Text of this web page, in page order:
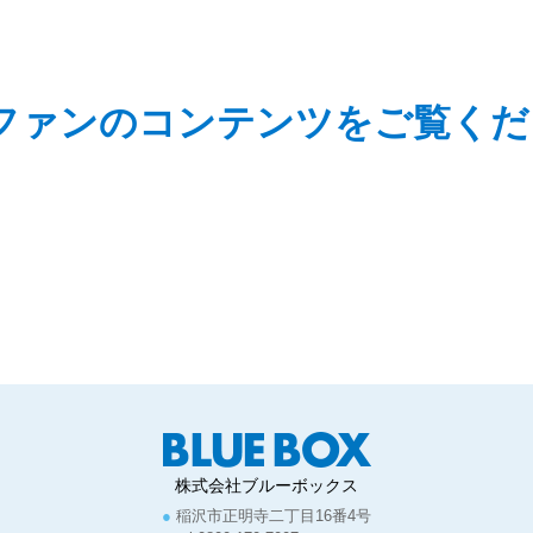
ァンのコンテンツをご覧く
株式会社ブルーボックス
稲沢市正明寺二丁目16番4号